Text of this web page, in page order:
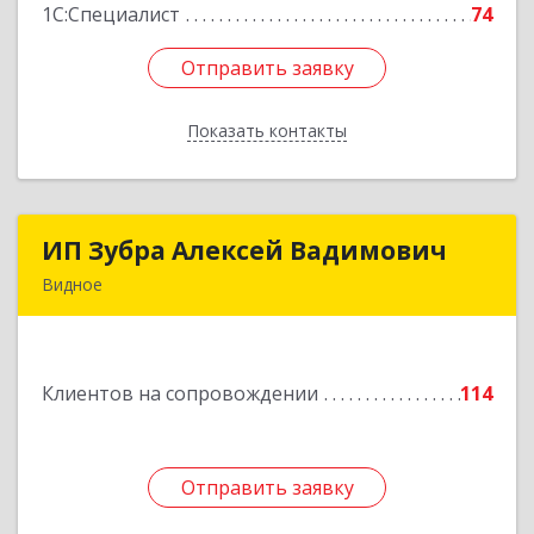
1С:Специалист 74
Отправить заявку
Показать контакты
Отправить заявку
Назад
ИП Зубра Алексей Вадимович
Видное
Клиентов на сопровождении 114
Отправить заявку
ИП Зубра Алексей Вадимович
Подробнее
Отправить заявку